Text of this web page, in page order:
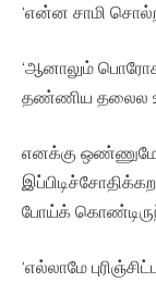
‘என்ன சாமி
‘ஆனாலும்
தண்ணிய தலைல
எனக்கு ஒண்ணுமே
போய்க்
‘எல்லாமே